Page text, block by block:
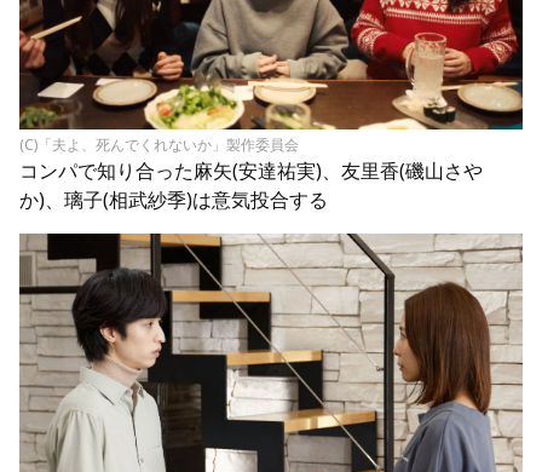
(C)「夫よ、死んでくれないか」製作委員会
コンパで知り合った麻矢(安達祐実)、友里香(磯山さや
か)、璃子(相武紗季)は意気投合する